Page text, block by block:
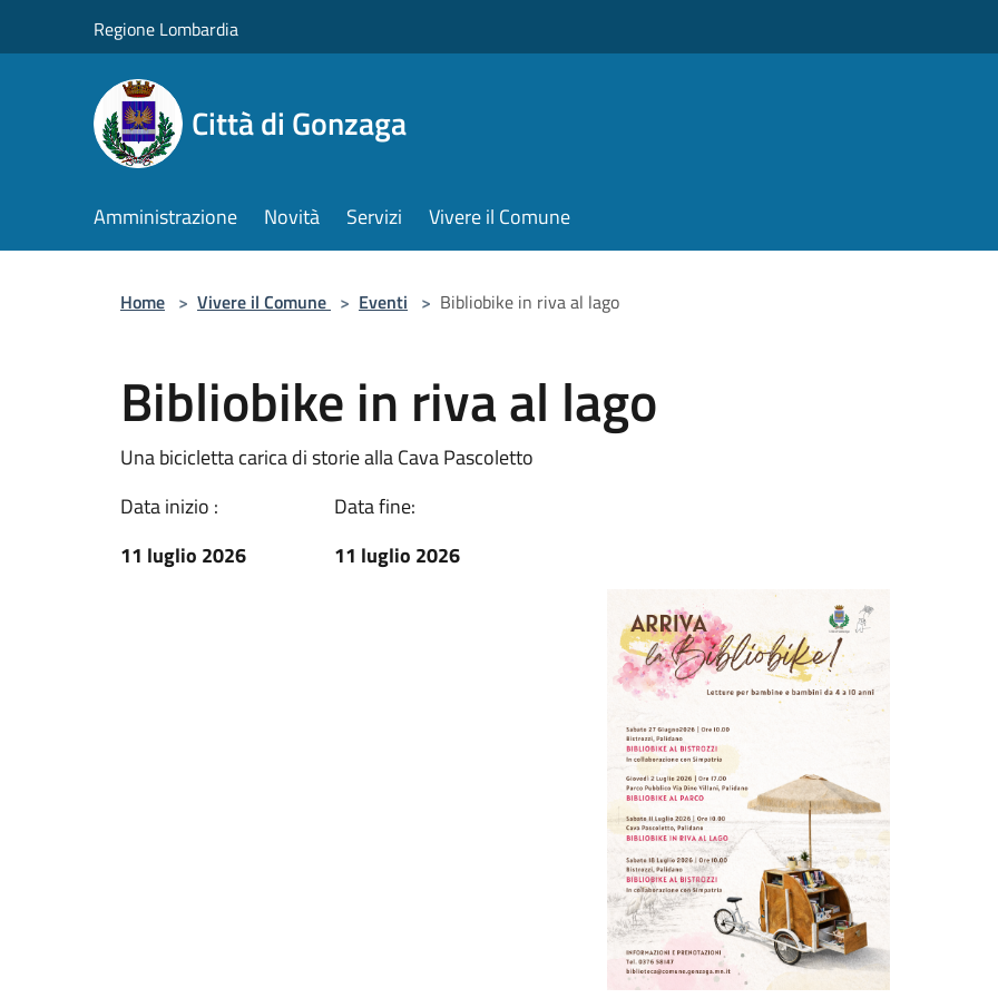
Regione Lombardia
Città di Gonzaga
Amministrazione Novità Servizi Vivere il Comune
Home > Vivere il Comune > Eventi > Bibliobike in riva al lago
Bibliobike in riva al lago
Una bicicletta carica di storie alla Cava Pascoletto
Data inizio :
11 luglio 2026
Data fine:
11 luglio 2026